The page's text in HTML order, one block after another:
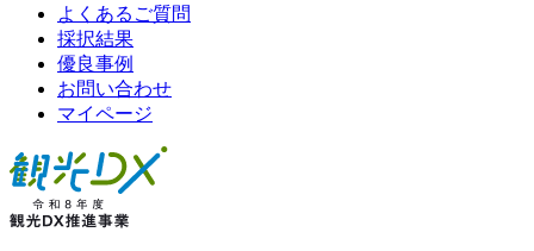
よくあるご質問
採択結果
優良事例
お問い合わせ
マイページ